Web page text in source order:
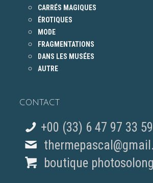
CARRÉS MAGIQUES
ÉROTIQUES
MODE
FRAGMENTATIONS
DANS LES MUSÉES
AUTRE
CONTACT
+00 (33) 6 47 97 33 59
boutique photosolong